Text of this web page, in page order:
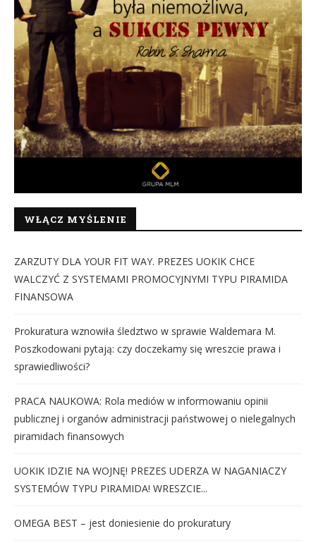
WŁĄCZ MYŚLENIE
ZARZUTY DLA YOUR FIT WAY. PREZES UOKIK CHCE
WALCZYĆ Z SYSTEMAMI PROMOCYJNYMI TYPU PIRAMIDA
FINANSOWA
Prokuratura wznowiła śledztwo w sprawie Waldemara M.
Poszkodowani pytają: czy doczekamy się wreszcie prawa i
sprawiedliwości?
PRACA NAUKOWA: Rola mediów w informowaniu opinii
publicznej i organów administracji państwowej o nielegalnych
piramidach finansowych
UOKIK IDZIE NA WOJNĘ! PREZES UDERZA W NAGANIACZY
SYSTEMÓW TYPU PIRAMIDA! WRESZCIE...
OMEGA BEST – jest doniesienie do prokuratury